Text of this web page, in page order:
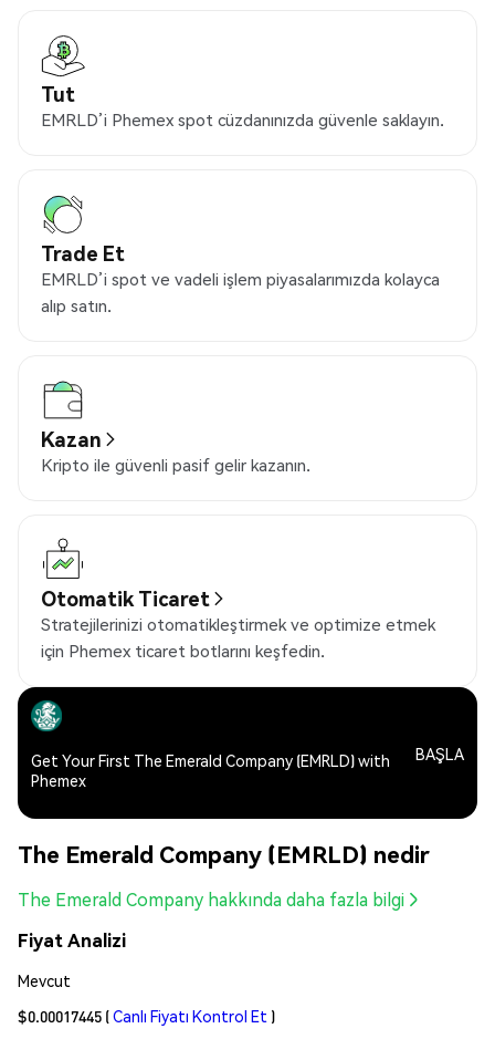
Tut
EMRLD’i Phemex spot cüzdanınızda güvenle saklayın.
Trade Et
EMRLD’i spot ve vadeli işlem piyasalarımızda kolayca
alıp satın.
Kazan
Kripto ile güvenli pasif gelir kazanın.
Otomatik Ticaret
Stratejilerinizi otomatikleştirmek ve optimize etmek
için Phemex ticaret botlarını keşfedin.
Get Your First The Emerald Company (EMRLD) with
Phemex
BAŞLA
The Emerald Company (EMRLD) nedir
The Emerald Company hakkında daha fazla bilgi
Fiyat Analizi
Mevcut
$0.00017445 (Canlı Fiyatı Kontrol Et )